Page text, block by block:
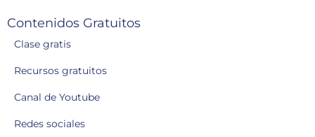
Contenidos Gratuitos
Clase gratis
Recursos gratuitos
Canal de Youtube
Redes sociales